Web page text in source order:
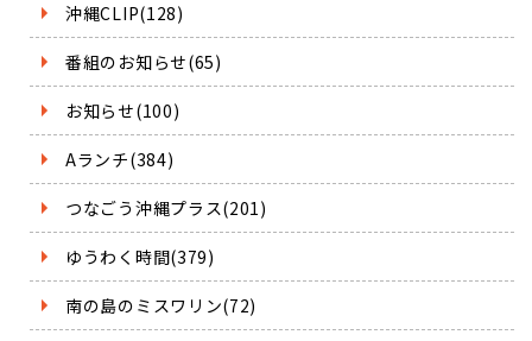
沖縄CLIP(128)
番組のお知らせ(65)
お知らせ(100)
Aランチ(384)
つなごう沖縄プラス(201)
ゆうわく時間(379)
南の島のミスワリン(72)